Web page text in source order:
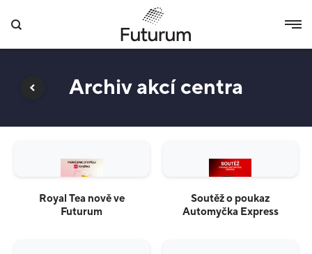
Archiv akcí centra
Royal Tea nově ve
Futurum
Soutěž o poukaz
Automyčka Express